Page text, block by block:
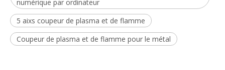
numérique par ordinateur
5 aixs coupeur de plasma et de flamme
Coupeur de plasma et de flamme pour le métal